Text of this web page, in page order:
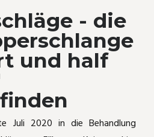
- die
und half
Juli 2020 in die Behandlung
bei einem